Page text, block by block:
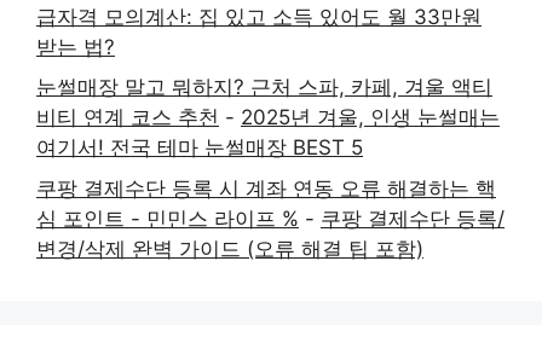
급자격 모의계산: 집 있고 소득 있어도 월 33만원
받는 법?
눈썰매장 말고 뭐하지? 근처 스파, 카페, 겨울 액티
비티 연계 코스 추천 - 2025년 겨울, 인생 눈썰매는
여기서! 전국 테마 눈썰매장 BEST 5
쿠팡 결제수단 등록 시 계좌 연동 오류 해결하는 핵
심 포인트 - 민민스 라이프 % - 쿠팡 결제수단 등록/
변경/삭제 완벽 가이드 (오류 해결 팁 포함)